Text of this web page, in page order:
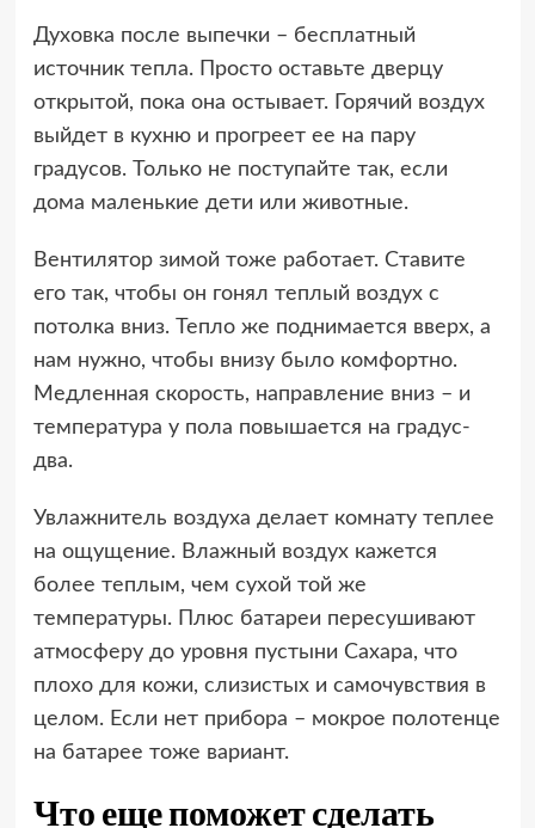
Духовка после выпечки – бесплатный
источник тепла. Просто оставьте дверцу
открытой, пока она остывает. Горячий воздух
выйдет в кухню и прогреет ее на пару
градусов. Только не поступайте так, если
дома маленькие дети или животные.
Вентилятор зимой тоже работает. Ставите
его так, чтобы он гонял теплый воздух с
потолка вниз. Тепло же поднимается вверх, а
нам нужно, чтобы внизу было комфортно.
Медленная скорость, направление вниз – и
температура у пола повышается на градус-
два.
Увлажнитель воздуха делает комнату теплее
на ощущение. Влажный воздух кажется
более теплым, чем сухой той же
температуры. Плюс батареи пересушивают
атмосферу до уровня пустыни Сахара, что
плохо для кожи, слизистых и самочувствия в
целом. Если нет прибора – мокрое полотенце
на батарее тоже вариант.
Что еще поможет сделать